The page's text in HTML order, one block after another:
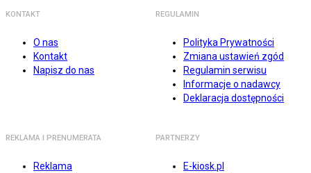
KONTAKT
O nas
Kontakt
Napisz do nas
REGULAMIN
Polityka Prywatności
Zmiana ustawień zgód
Regulamin serwisu
Informacje o nadawcy
Deklaracja dostępności
REKLAMA I PRENUMERATA
Reklama
PARTNERZY
E-kiosk.pl